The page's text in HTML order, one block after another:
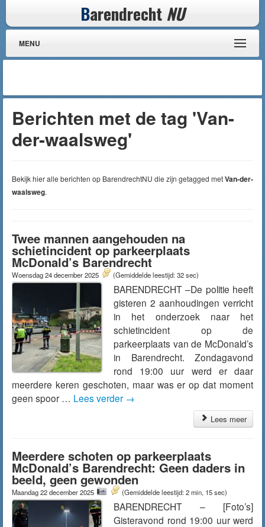
Barendrecht NU
MENU
Berichten met de tag 'Van-
der-waalsweg'
Bekijk hier alle berichten op BarendrechtNU die zijn getagged metVan-der-
waalsweg.
Twee mannen aangehouden na
schietincident op parkeerplaats
McDonald’s Barendrecht
Woensdag 24 december 2025 (Gemiddelde leestijd: 32 sec)
BARENDRECHT –De politie heeft
gisteren 2 aanhoudingen verricht
in het onderzoek naar het
schietincident op de
parkeerplaats van de McDonald’s
in Barendrecht. Zondagavond
rond 19:00 uur werd er daar
meerdere keren geschoten, maar was er op dat moment
geen spoor … Lees verder →
Lees meer
Meerdere schoten op parkeerplaats
McDonald’s Barendrecht: Geen daders in
beeld, geen gewonden
Maandag 22 december 2025 (Gemiddelde leestijd: 2 min, 15 sec)
BARENDRECHT – [Foto’s]
Gisteravond rond 19:00 uur werd